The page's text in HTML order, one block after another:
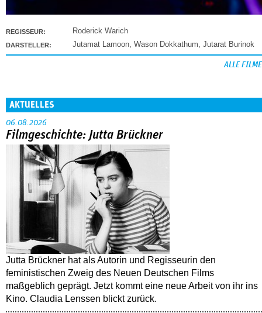
REGISSEUR: Roderick Warich
DARSTELLER: Jutamat Lamoon, Wason Dokkathum, Jutarat Burinok
ALLE FILME
AKTUELLES
06.08.2026
Filmgeschichte: Jutta Brückner
Jutta Brückner hat als Autorin und Regisseurin den
feministischen Zweig des Neuen Deutschen Films
maßgeblich geprägt. Jetzt kommt eine neue Arbeit von ihr ins
Kino. Claudia Lenssen blickt zurück.